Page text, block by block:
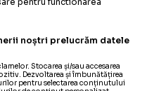
ÎN CHINA
FOTO:
darDalian Yingbo
a reușit
ununghi
ratatși
lui Ioniță II și
noștri prelucrăm datele
Stocarea și/sau accesarea
Dezvoltarea și îmbunătățirea
pentru selectarea conținutului